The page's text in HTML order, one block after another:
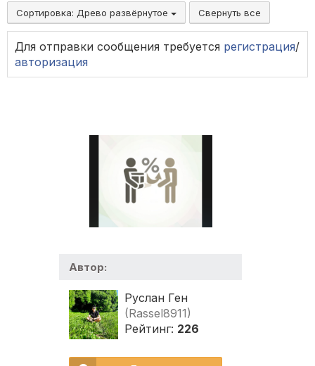
Сортировка: Древо развёрнутое Свернуть все
Для отправки сообщения требуется регистрация/
авторизация
Автор:
Руслан Ген
(Rassel8911)
Рейтинг: 226